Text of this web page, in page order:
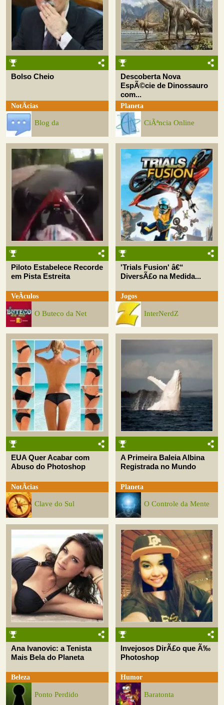
Bolso Cheio
NotÃ­cias
Blog da
Descoberta Nova
EspÃ©cie de Dinossauro
com...
Planeta
CiÃªncia Online
Piloto Estabelece Recorde
em Pista Estreita
VeÃ­culos
O Buteco da Net
'Trials Fusion' â€“
DiversÃ£o na Medida...
Jogos
InterNerdZ
EUA Quer Acabar com
Abuso do Photoshop
NotÃ­cias
Clave do Sul
A Primeira Baleia Albina
Registrada no Mundo
Planeta
O Controle da Mente
Ana Ivanovic: a Tenista
Mais Bela do Planeta
Beleza
Ponto Perdido
Invejosos DirÃ£o que Ã‰
Photoshop
Humor
Baratonta